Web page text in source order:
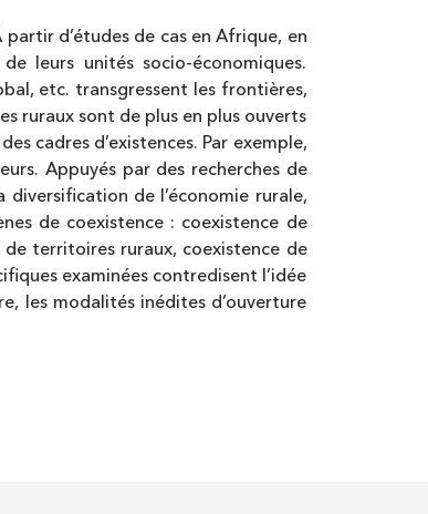
d’études de cas en Afrique, en
leurs unités socio-économiques.
etc. transgressent les frontières,
ruraux sont de plus en plus ouverts
cadres d’existences. Par exemple,
Appuyés par des recherches de
de l’économie rurale,
de coexistence : coexistence de
de territoires ruraux, coexistence de
examinées contredisent l’idée
les modalités inédites d’ouverture